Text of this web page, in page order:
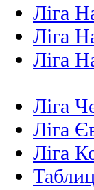
Ліга
Ліга
Ліга
Ліга
Ліга
Ліга